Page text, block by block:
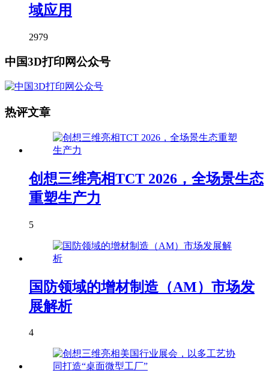
域应用
2979
中国3D打印网公众号
热评文章
创想三维亮相TCT 2026，全场景生态
重塑生产力
5
国防领域的增材制造（AM）市场发
展解析
4